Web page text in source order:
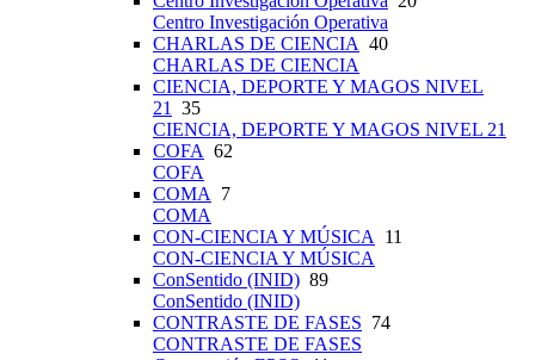
Centro Investigación Operativa
CHARLAS DE CIENCIA 40
CHARLAS DE CIENCIA
CIENCIA, DEPORTE Y MAGOS NIVEL
21 35
CIENCIA, DEPORTE Y MAGOS NIVEL 21
COFA 62
COFA
COMA 7
COMA
CON-CIENCIA Y MÚSICA 11
CON-CIENCIA Y MÚSICA
ConSentido (INID) 89
ConSentido (INID)
CONTRASTE DE FASES 74
CONTRASTE DE FASES